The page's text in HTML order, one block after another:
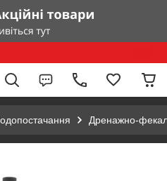
Дренажно-